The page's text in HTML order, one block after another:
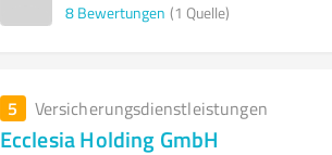
8 Bewertungen (1 Quelle)
5 Versicherungsdienstleistungen
Ecclesia Holding GmbH